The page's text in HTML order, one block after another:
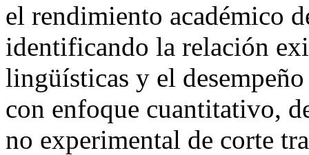
el rendimiento académico
identificando la relación
lingüísticas y el
con enfoque cuantitativo,
no experimental de corte